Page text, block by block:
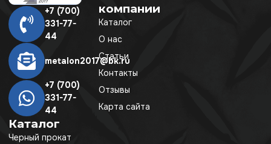
+7 (700)
331-77-
44
metalon2017@bk.ru
+7 (700)
331-77-
44
Каталог
Черный прокат
компании
Каталог
О нас
Статьи
Контакты
Отзывы
Карта сайта